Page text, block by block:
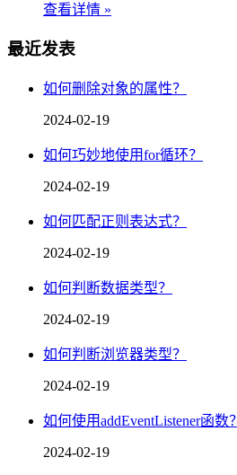
查看详情 »
最近发表
如何删除对象的属性？
2024-02-19
如何巧妙地使用for循环？
2024-02-19
如何匹配正则表达式？
2024-02-19
如何判断数据类型？
2024-02-19
如何判断浏览器类型？
2024-02-19
如何使用addEventListener函数？
2024-02-19